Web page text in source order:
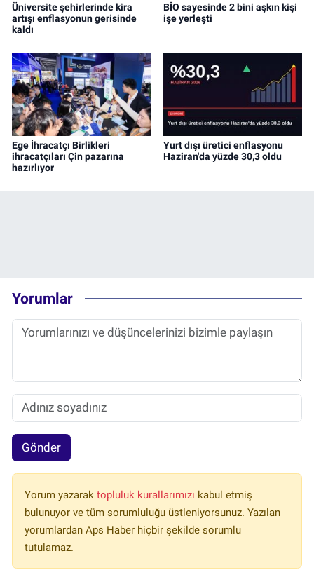
Üniversite şehirlerinde kira
artışı enflasyonun gerisinde
kaldı
BİO sayesinde 2 bini aşkın kişi
işe yerleşti
Ege İhracatçı Birlikleri
ihracatçıları Çin pazarına
hazırlıyor
Yurt dışı üretici enflasyonu
Haziran'da yüzde 30,3 oldu
Yorumlar
Gönder
Yorum yazarak topluluk kurallarımızı kabul etmiş
bulunuyor ve tüm sorumluluğu üstleniyorsunuz. Yazılan
yorumlardan Aps Haber hiçbir şekilde sorumlu
tutulamaz.